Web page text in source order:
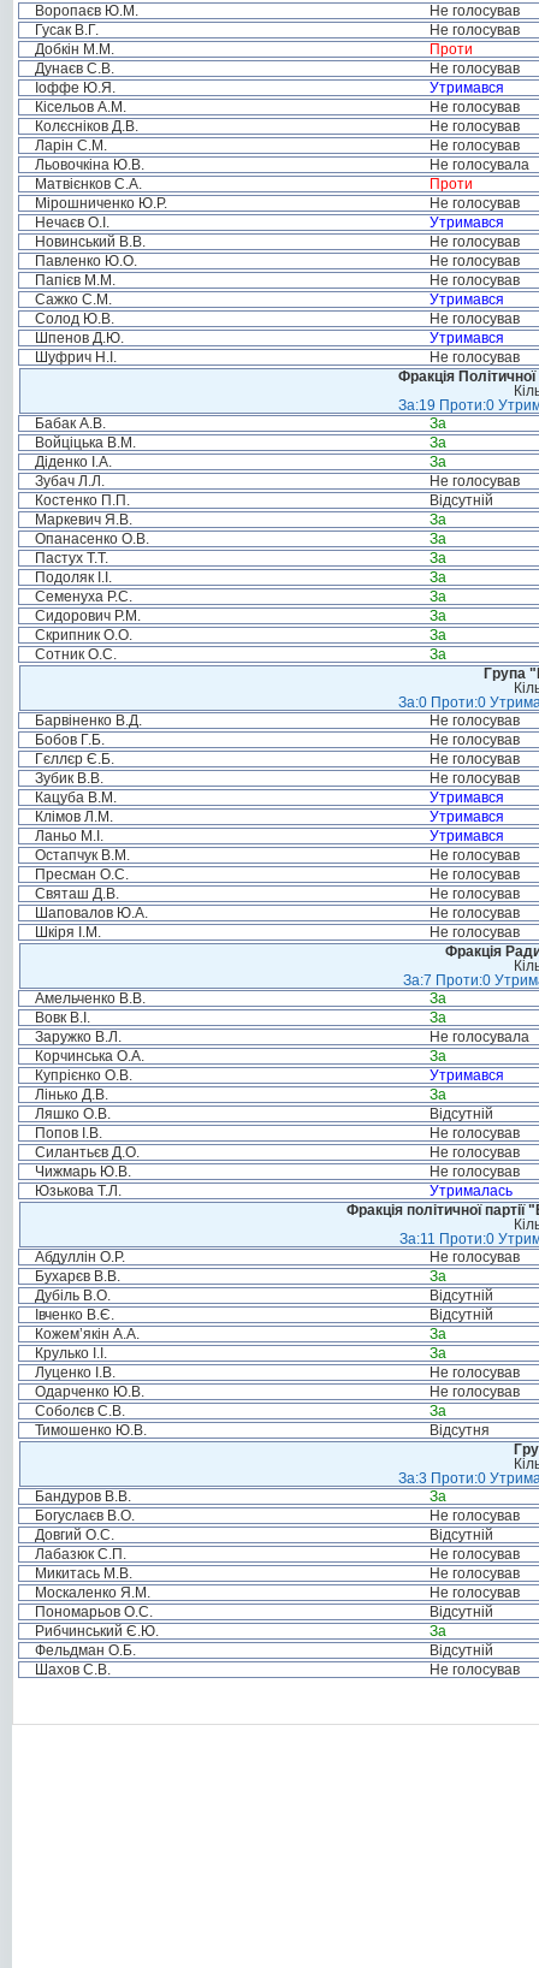
Воропаєв Ю.М.
Не голосував
Гусак В.Г.
Не голосував
Добкін М.М.
Проти
Дунаєв С.В.
Не голосував
Іоффе Ю.Я.
Утримався
Кісельов А.М.
Не голосував
Колєсніков Д.В.
Не голосував
Ларін С.М.
Не голосував
Льовочкіна Ю.В.
Не голосувала
Матвієнков С.А.
Проти
Мірошниченко Ю.Р.
Не голосував
Нечаєв О.І.
Утримався
Новинський В.В.
Не голосував
Павленко Ю.О.
Не голосував
Папієв М.М.
Не голосував
Сажко С.М.
Утримався
Солод Ю.В.
Не голосував
Шпенов Д.Ю.
Утримався
Шуфрич Н.І.
Не голосував
Фракція
За:19 Проти:0
Бабак А.В.
За
Войціцька В.М.
За
Діденко І.А.
За
Зубач Л.Л.
Не голосував
Костенко П.П.
Відсутній
Маркевич Я.В.
За
Опанасенко О.В.
За
Пастух Т.Т.
За
Подоляк І.І.
За
Семенуха Р.С.
За
Сидорович Р.М.
За
Скрипник О.О.
За
Сотник О.С.
За
Група
За:0 Проти:0
Барвіненко В.Д.
Не голосував
Бобов Г.Б.
Не голосував
Гєллєр Є.Б.
Не голосував
Зубик В.В.
Не голосував
Кацуба В.М.
Утримався
Клімов Л.М.
Утримався
Ланьо М.І.
Утримався
Остапчук В.М.
Не голосував
Пресман О.С.
Не голосував
Святаш Д.В.
Не голосував
Шаповалов Ю.А.
Не голосував
Шкіря І.М.
Не голосував
Фракція
За:7 Проти:0
Амельченко В.В.
За
Вовк В.І.
За
Заружко В.Л.
Не голосувала
Корчинська О.А.
За
Купрієнко О.В.
Утримався
Лінько Д.В.
За
Ляшко О.В.
Відсутній
Попов І.В.
Не голосував
Силантьєв Д.О.
Не голосував
Чижмарь Ю.В.
Не голосував
Юзькова Т.Л.
Утрималась
Фракція політичної
За:11 Проти:0
Абдуллін О.Р.
Не голосував
Бухарєв В.В.
За
Дубіль В.О.
Відсутній
Івченко В.Є.
Відсутній
Кожем’якін А.А.
За
Крулько І.І.
За
Луценко І.В.
Не голосував
Одарченко Ю.В.
Не голосував
Соболєв С.В.
За
Тимошенко Ю.В.
Відсутня
За:3 Проти:0
Бандуров В.В.
За
Богуслаєв В.О.
Не голосував
Довгий О.С.
Відсутній
Лабазюк С.П.
Не голосував
Микитась М.В.
Не голосував
Москаленко Я.М.
Не голосував
Пономарьов О.С.
Відсутній
Рибчинський Є.Ю.
За
Фельдман О.Б.
Відсутній
Шахов С.В.
Не голосував